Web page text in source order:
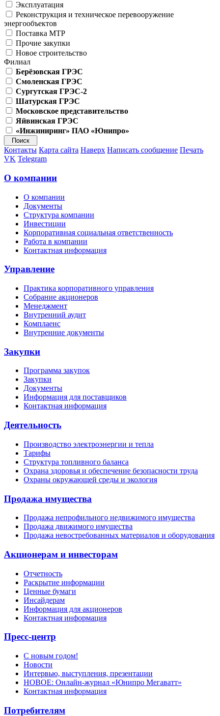
Эксплуатация
Реконструкция и техническое перевооружение
энергообъектов
Поставка МТР
Прочие закупки
Новое строительство
Филиал
Берёзовская ГРЭС
Смоленская ГРЭС
Сургутская ГРЭС-2
Шатурская ГРЭС
Московское представительство
Яйвинская ГРЭС
«Инжиниринг» ПАО «Юнипро»
Контакты Карта сайта Наверх Написать сообщение Печать
VK Telegram
О компании
О компании
Документы
Структура компании
Инвестиции
Корпоративная социальная ответственность
Работа в компании
Контактная информация
Управление
Практика корпоративного управления
Собрание акционеров
Менеджмент
Внутренний аудит
Комплаенс
Внутренние документы
Закупки
Программа закупок
Закупки
Документы
Информация для поставщиков
Контактная информация
Деятельность
Производство электроэнергии и тепла
Тарифы
Структура топливного баланса
Охрана здоровья и обеспечение безопасности труда
Охраны окружающей среды и экология
Продажа имущества
Продажа непрофильного недвижимого имущества
Продажа движимого имущества
Продажа невостребованных материалов и оборудования
Акционерам и инвесторам
Отчетность
Раскрытие информации
Ценные бумаги
Инсайдерам
Информация для акционеров
Контактная информация
Пресс-центр
С новым годом!
Новости
Интервью, выступления, презентации
НОВОЕ: Онлайн-журнал «Юнипро Мегаватт»
Контактная информация
Потребителям